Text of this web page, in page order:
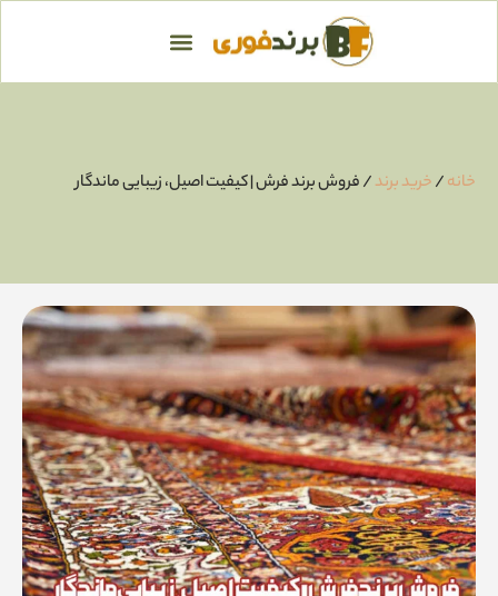
خانه/خرید برند/ فروش برند فرش | کیفیت اصیل، زیبایی ماندگار